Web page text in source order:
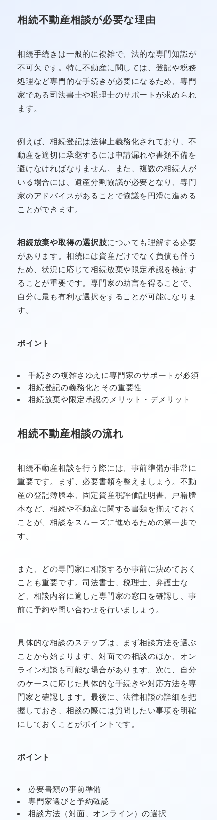
相続不動産相談が必要な理由
相続手続きは一般的に複雑で、法的な専門知識が
不可欠です。特に不動産に関しては、登記や税務
処理など専門的な手続きが必要になるため、専門
家である司法書士や税理士のサポートが求められ
ます。
例えば、相続登記は法律上義務化されており、不
動産を適切に承継するには申請漏れや書類不備を
避けなければなりません。また、複数の相続人が
いる場合には、遺産分割協議が必要となり、専門
家のアドバイスがあることで協議を円滑に進める
ことができます。
相続放棄や取得の選択肢についても理解する必要
があります。相続には資産だけでなく負債も伴う
ため、状況に応じて相続放棄や限定承認を検討す
ることが重要です。専門家の助言を得ることで、
自分に最も有利な選択をすることが可能になりま
す。
ポイント
手続きの複雑さゆえに専門家のサポートが必須
相続登記の義務化とその重要性
相続放棄や限定承認のメリット・デメリット
相続不動産相談の流れ
相続不動産相談を行う際には、事前準備が非常に
重要です。まず、必要書類を整えましょう。不動
産の登記簿謄本、固定資産税評価証明書、戸籍謄
本など、相続や不動産に関する書類を揃えておく
ことが、相談をスムーズに進めるための第一歩で
す。
また、どの専門家に相談するか事前に決めておく
ことも重要です。司法書士、税理士、弁護士な
ど、相談内容に適した専門家の窓口を確認し、事
前に予約や問い合わせを行いましょう。
具体的な相談のステップは、まず相談方法を選ぶ
ことから始まります。対面での相談のほか、オン
ライン相談も可能な場合があります。次に、自分
のケースに応じた具体的な手続きや対応方法を専
門家と確認します。最後に、法律相談の詳細を把
握しておき、相談の際には質問したい事項を明確
にしておくことがポイントです。
ポイント
必要書類の事前準備
専門家選びと予約確認
相談方法（対面、オンライン）の選択